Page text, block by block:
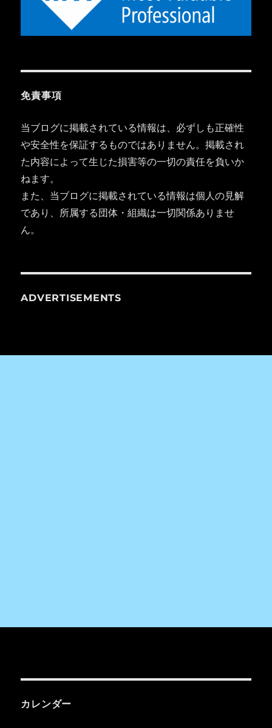
免責事項
当ブログに掲載されている情報は、必ずしも正確性
や安全性を保証するものではありません。掲載され
た内容によって生じた損害等の一切の責任を負いか
ねます。
また、当ブログに掲載されている情報は個人の見解
であり、所属する団体・組織は一切関係ありませ
ん。
ADVERTISEMENTS
カレンダー